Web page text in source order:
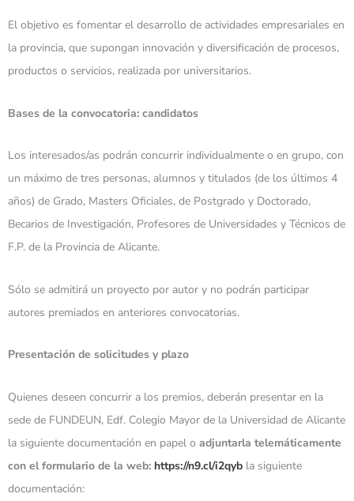
El objetivo es fomentar el desarrollo de actividades empresariales en
la provincia, que supongan innovación y diversificación de procesos,
productos o servicios, realizada por universitarios.
Bases de la convocatoria: candidatos
Los interesados/as podrán concurrir individualmente o en grupo, con
un máximo de tres personas, alumnos y titulados (de los últimos 4
años) de Grado, Masters Oficiales, de Postgrado y Doctorado,
Becarios de Investigación, Profesores de Universidades y Técnicos de
F.P. de la Provincia de Alicante.
Sólo se admitirá un proyecto por autor y no podrán participar
autores premiados en anteriores convocatorias.
Presentación de solicitudes y plazo
Quienes deseen concurrir a los premios, deberán presentar en la
sede de FUNDEUN, Edf. Colegio Mayor de la Universidad de Alicante
la siguiente documentación en papel o adjuntarla telemáticamente
con el formulario de la web: https://n9.cl/i2qyb la siguiente
documentación: